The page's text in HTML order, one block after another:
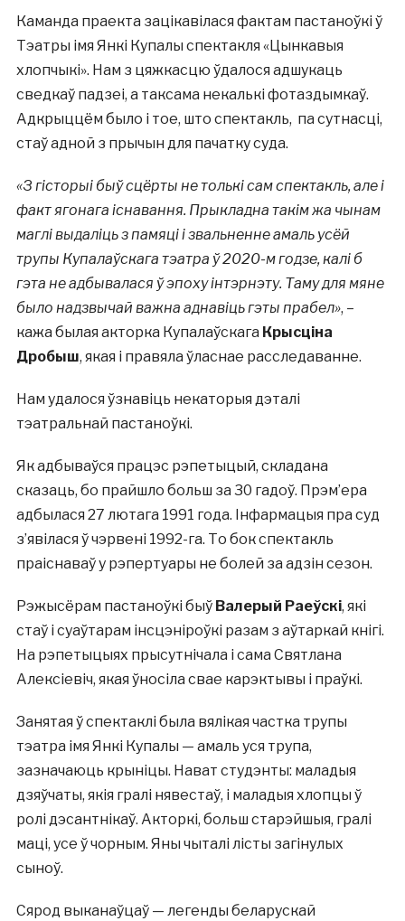
Каманда праекта зацікавілася фактам пастаноўкі ў
Тэатры імя Янкі Купалы спектакля «Цынкавыя
хлопчыкі». Нам з цяжкасцю ўдалося адшукаць
сведкаў падзеі, а таксама некалькі фотаздымкаў.
Адкрыццём было і тое, што спектакль, па сутнасці,
стаў адной з прычын для пачатку суда.
«З гісторыі быў сцёрты не толькі сам спектакль, але і
факт ягонага існавання. Прыкладна такім жа чынам
маглі выдаліць з памяці і звальненне амаль усёй
трупы Купалаўскага тэатра ў 2020-м годзе, калі б
гэта не адбывалася ў эпоху інтэрнэту. Таму для мяне
было надзвычай важна аднавіць гэты прабел», –
кажа былая акторка Купалаўскага Крысціна
Дробыш, якая і правяла ўласнае расследаванне.
Нам удалося ўзнавіць некаторыя дэталі
тэатральнай пастаноўкі.
Як адбываўся працэс рэпетыцый, складана
сказаць, бо прайшло больш за 30 гадоў. Прэм’ера
адбылася 27 лютага 1991 года. Інфармацыя пра суд
з’явілася ў чэрвені 1992-га. То бок спектакль
праіснаваў у рэпертуары не болей за адзін сезон.
Рэжысёрам пастаноўкі быў Валерый Раеўскі, які
стаў і суаўтарам інсцэніроўкі разам з аўтаркай кнігі.
На рэпетыцыях прысутнічала і сама Святлана
Алексіевіч, якая ўносіла свае карэктывы і праўкі.
Занятая ў спектаклі была вялікая частка трупы
тэатра імя Янкі Купалы — амаль уся трупа,
зазначаюць крыніцы. Нават студэнты: маладыя
дзяўчаты, якія гралі нявестаў, і маладыя хлопцы ў
ролі дэсантнікаў. Акторкі, больш старэйшыя, гралі
маці, усе ў чорным. Яны чыталі лісты загінулых
сыноў.
Сярод выканаўцаў — легенды беларускай